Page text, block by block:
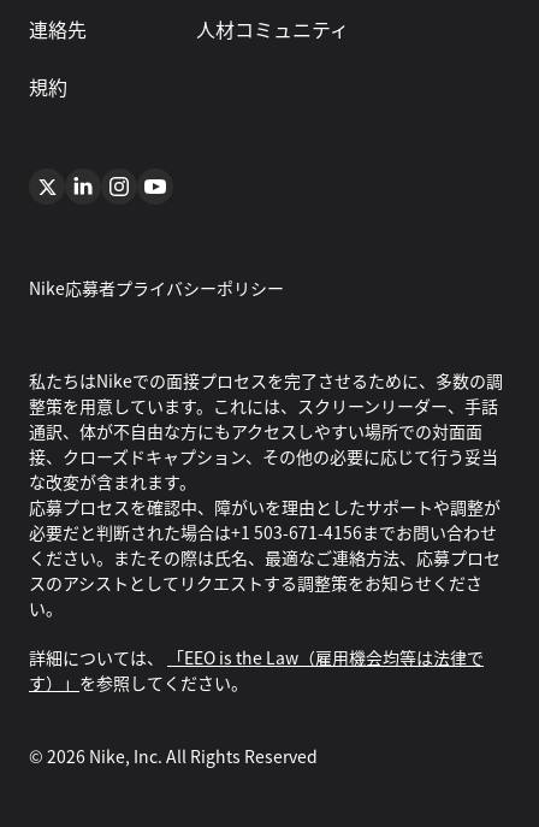
連絡先
人材コミュニティ
規約
Nike応募者プライバシーポリシー
私たちはNikeでの面接プロセスを完了させるために、多数の調
整策を用意しています。これには、スクリーンリーダー、手話
通訳、体が不自由な方にもアクセスしやすい場所での対面面
接、クローズドキャプション、その他の必要に応じて行う妥当
な改変が含まれます。
応募プロセスを確認中、障がいを理由としたサポートや調整が
必要だと判断された場合は+1 503-671-4156までお問い合わせ
ください。またその際は氏名、最適なご連絡方法、応募プロセ
スのアシストとしてリクエストする調整策をお知らせくださ
い。
詳細については、
「EEO is the Law（雇用機会均等は法律で
す）」 を参照してください。
© 2026 Nike, Inc. All Rights Reserved